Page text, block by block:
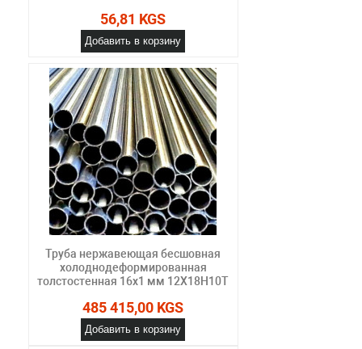
56,81 KGS
Добавить в корзину
Труба нержавеющая бесшовная
холоднодеформированная
толстостенная 16х1 мм 12Х18Н10Т
485 415,00 KGS
Добавить в корзину